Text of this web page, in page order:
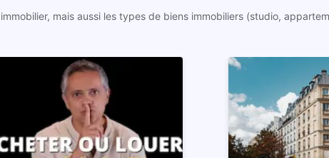
mais aussi les types de biens immobiliers (studio,